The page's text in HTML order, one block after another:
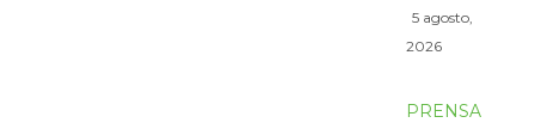
5 agosto,
2026
PRENSA